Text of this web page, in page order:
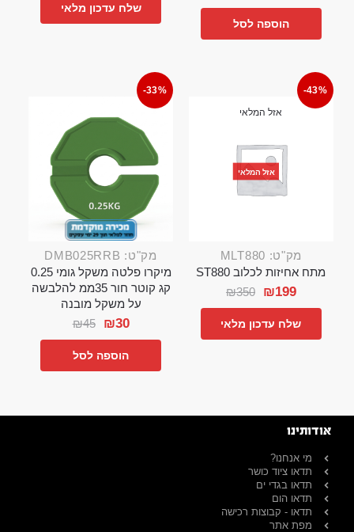
הוספה לסל
שלח עדכון מלאי
-43%
אזל המלאי
אזל המלאי
מק"ט: MLT880
מתח אחיזות לכלוב ST880
₪350 ₪199
שלח עדכון מלאי
-33%
מק"ט: DMB025RRB
מיקרו פלטה משקל גומי 0.25
קג קוטר חור 35ממ להלבשה
על משקל מובנה
₪45 ₪30
הוספה לסל
אודותינו
מי אנחנו?
תדאו ציוד כושר
תדאו בגדי ים
תדאו הום
תדאו - קבוצות רכישה
מפת אתר